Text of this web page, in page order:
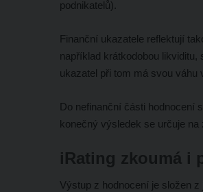
podnikatelů).
Finanční ukazatele reflektují
například krátkodobou
ukazatel při tom má svou váhu
Do nefinanční části hodnocení
konečný výsledek se určuje
iRating zkoumá i
Výstup z hodnocení je složen